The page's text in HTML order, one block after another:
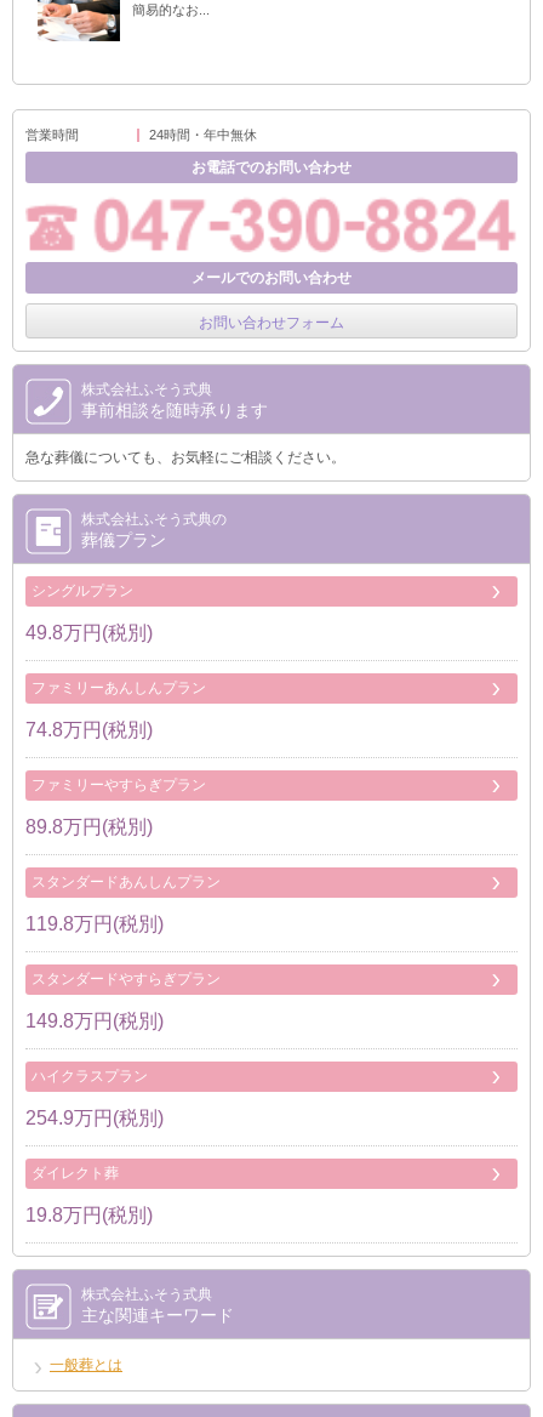
簡易的なお...
営業時間 24時間・年中無休
お電話でのお問い合わせ
メールでのお問い合わせ
お問い合わせフォーム
株式会社ふそう式典
事前相談を随時承ります
急な葬儀についても、お気軽にご相談ください。
株式会社ふそう式典の
葬儀プラン
シングルプラン
49.8万円(税別)
ファミリーあんしんプラン
74.8万円(税別)
ファミリーやすらぎプラン
89.8万円(税別)
スタンダードあんしんプラン
119.8万円(税別)
スタンダードやすらぎプラン
149.8万円(税別)
ハイクラスプラン
254.9万円(税別)
ダイレクト葬
19.8万円(税別)
株式会社ふそう式典
主な関連キーワード
一般葬とは